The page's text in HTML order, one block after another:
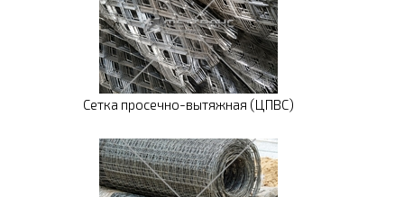
Сетка просечно-вытяжная (ЦПВС)